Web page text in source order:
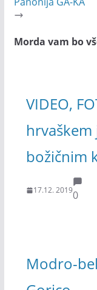
Morda vam bo
VIDEO,
božičnim
17.12. 20190
Modro-